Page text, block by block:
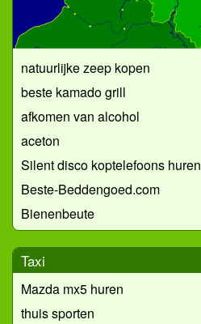
natuurlijke zeep kopen
beste kamado grill
afkomen van alcohol
aceton
Silent disco koptelefoons huren
Beste-Beddengoed.com
Bienenbeute
Taxi
Mazda mx5 huren
thuis sporten